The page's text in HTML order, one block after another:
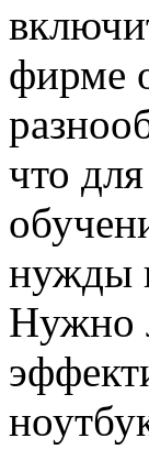
фирме
что
нужды
Нужно